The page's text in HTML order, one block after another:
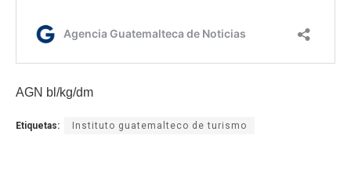
AGN bl/kg/dm
Etiquetas: Instituto guatemalteco de turismo